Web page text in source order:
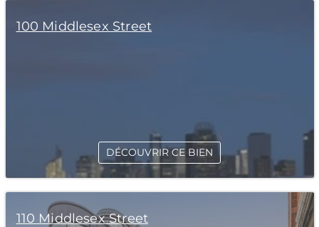
100 Middlesex Street
DÉCOUVRIR CE BIEN
110 Middlesex Street